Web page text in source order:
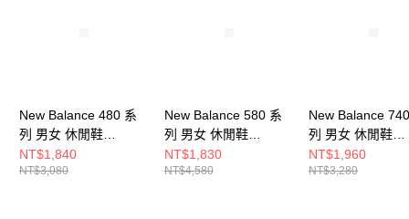
New Balance 480 系
列 男女 休閒鞋
BB480LGG-D
NT$1,840
NT$3,080
New Balance 580 系
列 男女 休閒鞋
MT580ESB-D
NT$1,830
NT$4,580
New Balance
列 男女 休閒鞋
U740HB2-D
NT$1,960
NT$3,280